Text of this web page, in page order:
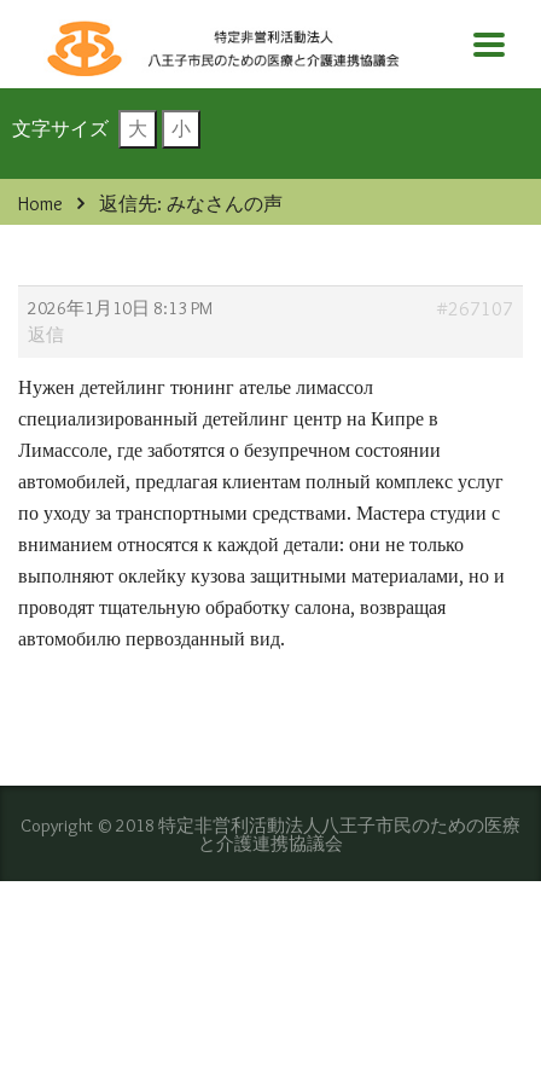
文字サイズ 大 小
Home 返信先: みなさんの声
2026年1月10日 8:13 PM #267107
返信
Нужен детейлинг тюнинг ателье лимассол
специализированный детейлинг центр на Кипре в
Лимассоле, где заботятся о безупречном состоянии
автомобилей, предлагая клиентам полный комплекс услуг
по уходу за транспортными средствами. Мастера студии с
вниманием относятся к каждой детали: они не только
выполняют оклейку кузова защитными материалами, но и
проводят тщательную обработку салона, возвращая
автомобилю первозданный вид.
Copyright © 2018 特定非営利活動法人八王子市民のための医療
と介護連携協議会